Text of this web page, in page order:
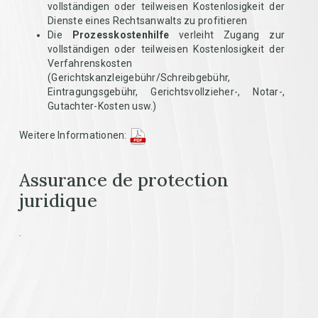
vollständigen oder teilweisen Kostenlosigkeit der
Dienste eines Rechtsanwalts zu profitieren
Die
Prozesskostenhilfe verleiht Zugang zur
vollständigen oder teilweisen Kostenlosigkeit der
Verfahrenskosten
(Gerichtskanzleigebühr/Schreibgebühr,
Eintragungsgebühr, Gerichtsvollzieher-, Notar-,
Gutachter-Kosten usw.)
Weitere Informationen:
Assurance de protection
juridique